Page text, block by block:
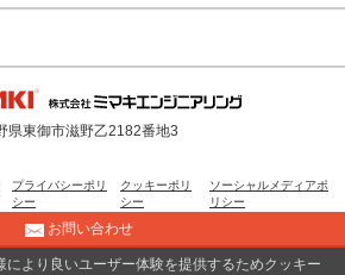
県東御市滋野乙2182番地3
プライバシーポリ
シー
クッキーポリ
シー
ソーシャルメディアポ
リシー
お問い合わせ
により良いユーザー体験を提供するためクッキー